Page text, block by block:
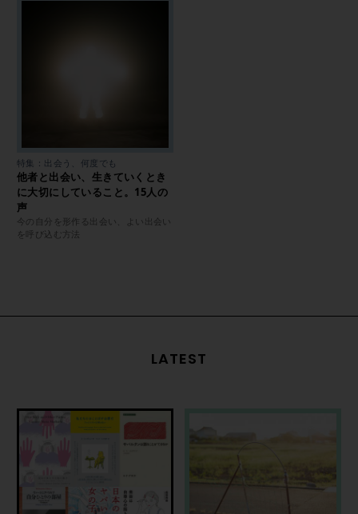
特集：出会う、何度でも
他者と出会い、生きていくとき
に大切にしていること。15人の
声
今の自分を形作る出会い、よい出会い
を呼び込む方法
LATEST